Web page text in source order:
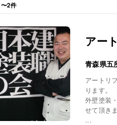
〜2件
アー
青森県五
アートリ
ります。
外壁塗装
せて頂き
...